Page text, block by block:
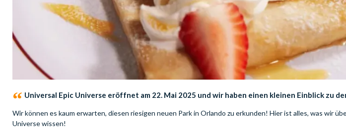
Universal Epic Universe eröffnet am 22. Mai 2025 und wir haben einen kleinen Einblick zu
Wir können es kaum erwarten, diesen riesigen neuen Park in Orlando zu erkunden! Hier ist alles, was wir
Universe wissen!